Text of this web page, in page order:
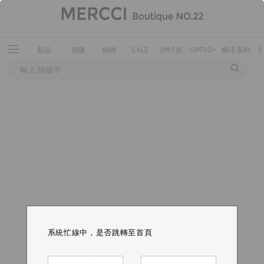
新品 預購 熱銷 SALE 2件5折 UPF50+ 瞬涼系列
系統忙線中，是否跳轉至首頁
系統忙線中，是否跳轉至首頁
系統忙線中，是否跳轉至首頁
系統忙線中，是否跳轉至首頁
系統忙線中，是否跳轉至首頁